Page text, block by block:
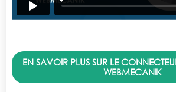
EN SAVOIR PLUS SUR LE
WEBMECANIK